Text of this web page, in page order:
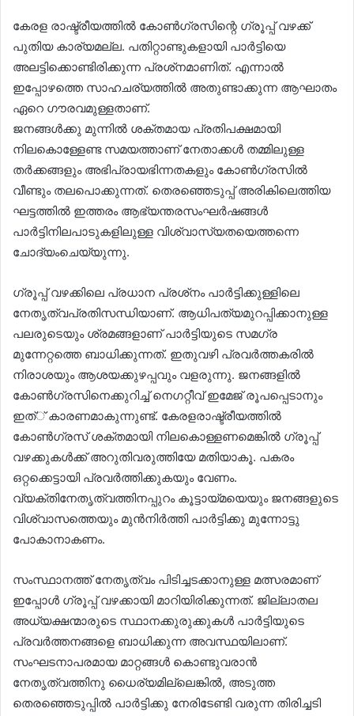
കേരള രാഷ്ട്രീയത്തില്‍ കോണ്‍ഗ്രസിന്റെ ഗ്രൂപ്പ് വഴക്ക്
പുതിയ കാര്യമല്ല. പതിറ്റാണ്ടുകളായി പാര്‍ട്ടിയെ
അലട്ടിക്കൊണ്ടിരിക്കുന്ന പ്രശ്‌നമാണിത്. എന്നാല്‍
ഇപ്പോഴത്തെ സാഹചര്യത്തില്‍ അതുണ്ടാക്കുന്ന ആഘാതം
ഏറെ ഗൗരവമുള്ളതാണ്.
ജനങ്ങള്‍ക്കു മുന്നില്‍ ശക്തമായ പ്രതിപക്ഷമായി
നിലകൊള്ളേണ്ട സമയത്താണ് നേതാക്കള്‍ തമ്മിലുള്ള
തര്‍ക്കങ്ങളും അഭിപ്രായഭിന്നതകളും കോണ്‍ഗ്രസില്‍
വീണ്ടും തലപൊക്കുന്നത്. തെരഞ്ഞെടുപ്പ് അരികിലെത്തിയ
ഘട്ടത്തില്‍ ഇത്തരം ആഭ്യന്തരസംഘര്‍ഷങ്ങള്‍
പാര്‍ട്ടിനിലപാടുകളിലുള്ള വിശ്വാസ്യതയെത്തന്നെ
ചോദ്യംചെയ്യുന്നു.
ഗ്രൂപ്പ് വഴക്കിലെ പ്രധാന പ്രശ്‌നം പാര്‍ട്ടിക്കുള്ളിലെ
നേതൃത്വപ്രതിസന്ധിയാണ്. ആധിപത്യമുറപ്പിക്കാനുള്ള
പലരുടെയും ശ്രമങ്ങളാണ് പാര്‍ട്ടിയുടെ സമഗ്ര
മുന്നേറ്റത്തെ ബാധിക്കുന്നത്. ഇതുവഴി പ്രവര്‍ത്തകരില്‍
നിരാശയും ആശയക്കുഴപ്പവും വളരുന്നു. ജനങ്ങളില്‍
കോണ്‍ഗ്രസിനെക്കുറിച്ച് നെഗറ്റീവ് ഇമേജ് രൂപപ്പെടാനും
ഇത്് കാരണമാകുന്നുണ്ട്. കേരളരാഷ്ട്രീയത്തില്‍
കോണ്‍ഗ്രസ് ശക്തമായി നിലകൊള്ളണമെങ്കില്‍ ഗ്രൂപ്പ്
വഴക്കുകള്‍ക്ക് അറുതിവരുത്തിയേ മതിയാകൂ. പകരം
ഒറ്റക്കെട്ടായി പ്രവര്‍ത്തിക്കുകയും വേണം.
വ്യക്തിനേതൃത്വത്തിനപ്പുറം കൂട്ടായ്മയെയും ജനങ്ങളുടെ
വിശ്വാസത്തെയും മുന്‍നിര്‍ത്തി പാര്‍ട്ടിക്കു മുന്നോട്ടു
പോകാനാകണം.
സംസ്ഥാനത്ത് നേതൃത്വം പിടിച്ചടക്കാനുള്ള മത്സരമാണ്
ഇപ്പോള്‍ ഗ്രൂപ്പ് വഴക്കായി മാറിയിരിക്കുന്നത്. ജില്ലാതല
അധ്യക്ഷന്മാരുടെ സ്ഥാനക്കുരുക്കുകള്‍ പാര്‍ട്ടിയുടെ
പ്രവര്‍ത്തനങ്ങളെ ബാധിക്കുന്ന അവസ്ഥയിലാണ്.
സംഘടനാപരമായ മാറ്റങ്ങള്‍ കൊണ്ടുവരാന്‍
നേതൃത്വത്തിനു ധൈര്യമില്ലെങ്കില്‍, അടുത്ത
തെരഞ്ഞെടുപ്പില്‍ പാര്‍ട്ടിക്കു നേരിടേണ്ടി വരുന്ന തിരിച്ചടി